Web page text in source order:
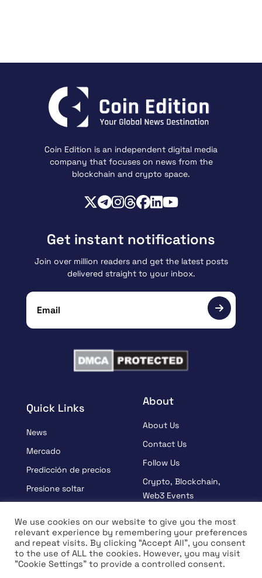
Coin Edition is an independent digital media
company that focuses on news from the
blockchain and crypto space.
Quick Links
News
Mercado
Predicción de precios
Presione soltar
Aprender
Entrevista
About
About Us
Contact Us
Follow Us
Crypto, Blockchain,
Web3 Events
Terms And Condition
Privacy Policy
Get instant notifications
Join over million readers and get the latest posts
delivered straight to your inbox.
We use cookies on our website to give you the most
relevant experience by remembering your preferences
and repeat visits. By clicking “Accept All”, you consent
to the use of ALL the cookies. However, you may visit
"Cookie Settings" to provide a controlled consent.